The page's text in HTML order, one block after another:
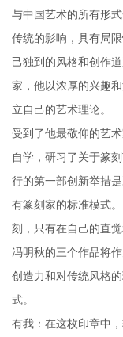
与中国艺术的所有形
传统的影响，具有局
己独到的风格和创作
家，他以浓厚的兴趣
立自己的艺术理论。
受到了他最敬仰的艺
自学，研习了关于篆
行的第一部创新举措
有篆刻家的标准模式
刻，只有在自己的直觉
冯明秋的三个作品将
创造力和对传统风格
式。
有我：在这枚印章中